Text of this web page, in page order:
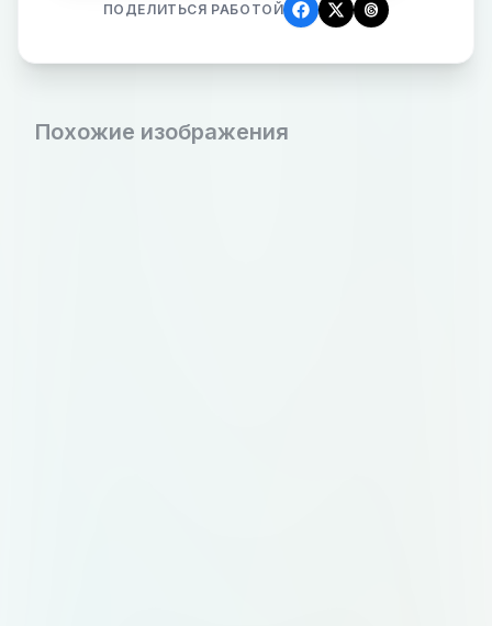
ПОДЕЛИТЬСЯ РАБОТОЙ
Похожие изображения